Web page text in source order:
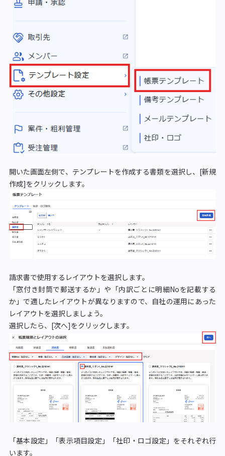
開いた画面左側で、テンプレートを作成する書類を選択し、[新規
作成]をクリックします。
請求書で使用するレイアウトを選択します。
「窓付き封筒で郵送するか」や「内訳ごとに明細Noを記載する
か」で適したレイアウトが異なりますので、自社の運用にあった
レイアウトを選択しましょう。
選択したら、[次へ]をクリックします。
「基本設定」「表示項目設定」「社印・ロゴ設定」をそれぞれ行
います。